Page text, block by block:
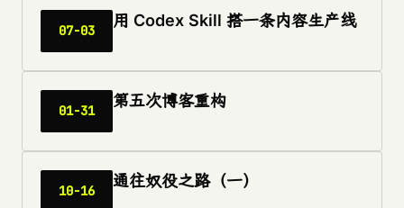
07-03
用 Codex Skill 搭一条内容生产线
01-31
第五次博客重构
10-16
通往奴役之路（一）